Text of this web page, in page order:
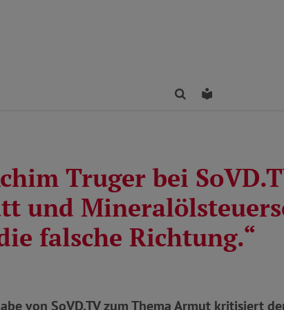
FindenLeichte Sprache
Truger bei
und
falsche Richtung.“
von SoVD.TV zum Thema Armut kritisiert